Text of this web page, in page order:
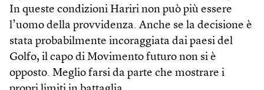
In queste condizioni Hariri non può più essere
l’uomo della provvidenza. Anche se la decisione è
stata probabilmente incoraggiata dai paesi del
Golfo, il capo di Movimento futuro non si è
opposto. Meglio farsi da parte che mostrare i